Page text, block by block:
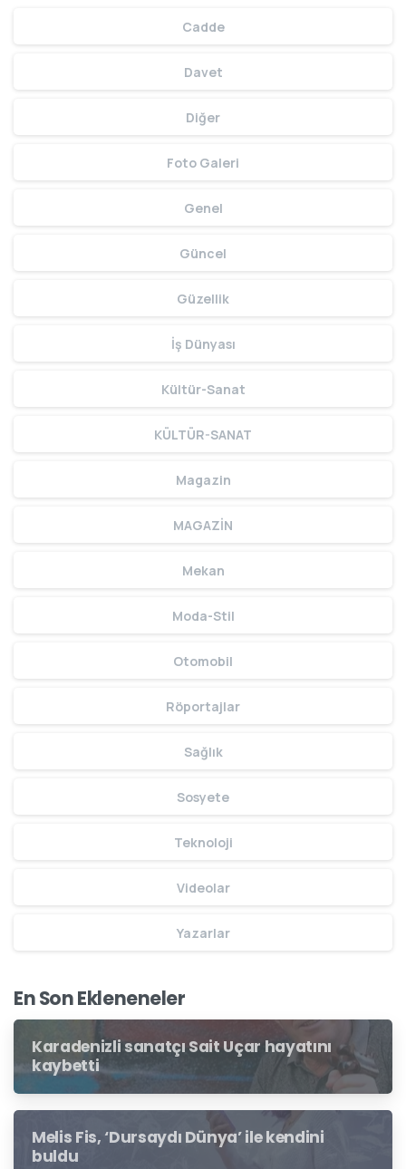
Cadde
Davet
Diğer
Foto Galeri
Genel
Güncel
Güzellik
İş Dünyası
Kültür-Sanat
KÜLTÜR-SANAT
Magazin
MAGAZİN
Mekan
Moda-Stil
Otomobil
Röportajlar
Sağlık
Sosyete
Teknoloji
Videolar
Yazarlar
En Son Ekleneneler
Karadenizli sanatçı Sait Uçar hayatını
kaybetti
Melis Fis, ‘Dursaydı Dünya’ ile kendini
buldu